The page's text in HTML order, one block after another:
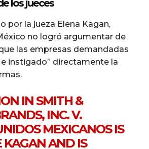
los jueces
por la jueza Elena Kagan,
no logró argumentar de
las empresas demandadas
e instigado” directamente la
IN SMITH &
INC. V.
MEXICANOS IS
KAGAN AND IS